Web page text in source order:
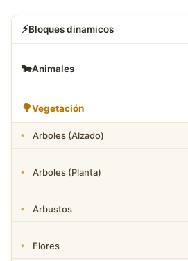
⚡Bloques dinamicos
🐄Animales
🌳Vegetación
Arboles (Alzado)
Arboles (Planta)
Arbustos
Flores